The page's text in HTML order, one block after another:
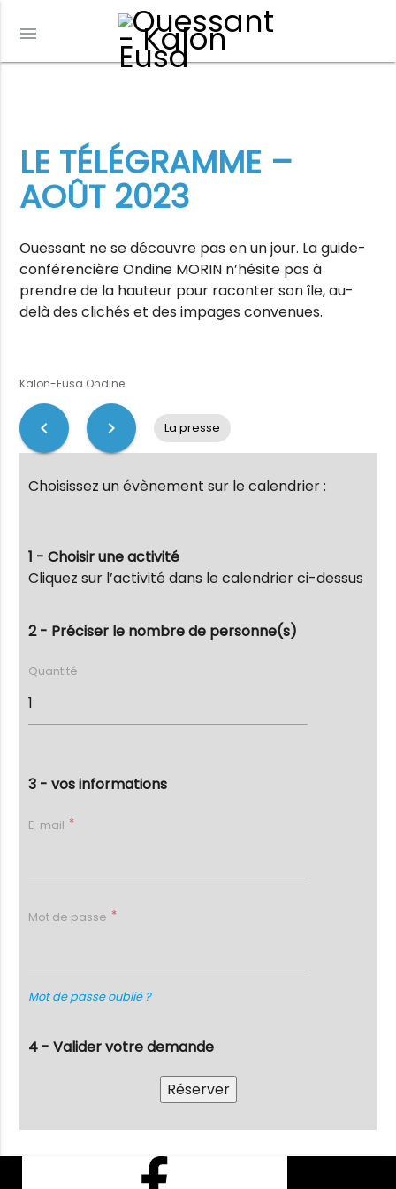
LE TÉLÉGRAMME –
AOÛT 2023
Ouessant ne se découvre pas en un jour. La guide-
conférencière Ondine MORIN n’hésite pas à
prendre de la hauteur pour raconter son île, au-
delà des clichés et des impages convenues.
Kalon-Eusa Ondine
chevron_left chevron_right La presse
Choisissez un évènement sur le calendrier :
1 - Choisir une activité
Cliquez sur l’activité dans le calendrier ci-dessus
2 - Préciser le nombre de personne(s)
Quantité
3 - vos informations
E-mail
Mot de passe
Mot de passe oublié ?
4 - Valider votre demande
menu